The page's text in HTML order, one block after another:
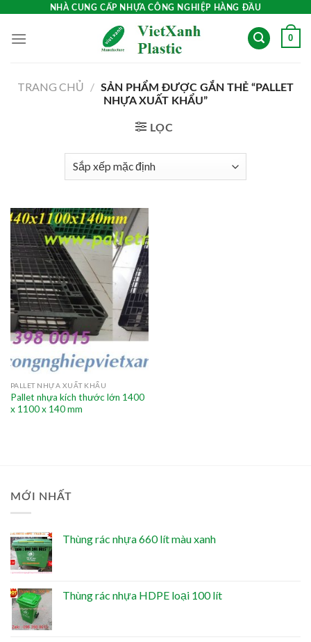
content
NHÀ CUNG CẤP NHỰA CÔNG NGHIỆP HÀNG ĐẦU
0
TRANG CHỦ / SẢN PHẨM ĐƯỢC GẮN THẺ “PALLET
NHỰA XUẤT KHẨU”
LỌC
PALLET NHỰA XUẤT KHẨU
Pallet nhựa kích thước lớn 1400
x 1100 x 140 mm
MỚI NHẤT
Thùng rác nhựa 660 lít màu xanh
Thùng rác nhựa HDPE loại 100 lít